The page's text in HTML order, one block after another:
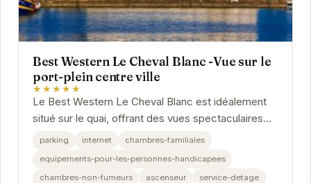
Best Western Le Cheval Blanc -Vue sur le
port-plein centre ville
★★★★★
Le Best Western Le Cheval Blanc est idéalement
situé sur le quai, offrant des vues spectaculaires
sur le port animé.
parking internet
chambres-familiales
equipements-pour-les-personnes-handicapees
chambres-non-fumeurs
ascenseur
service-detage